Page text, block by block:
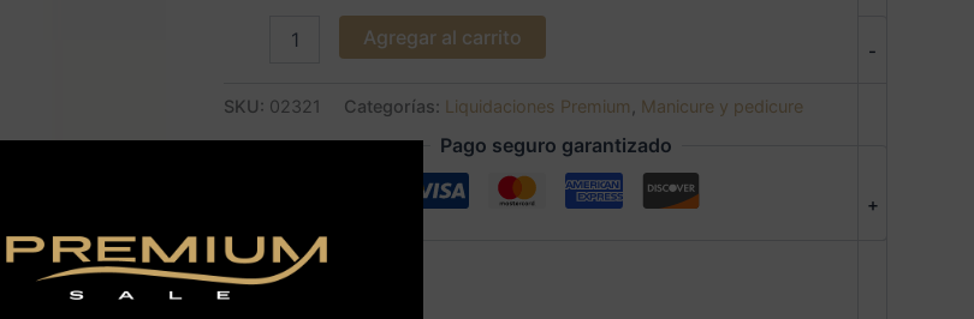
-
+
Agregar al carrito
SKU: 02321 Categorías: Liquidaciones Premium Manicure y pedicure
Pago seguro garantizado